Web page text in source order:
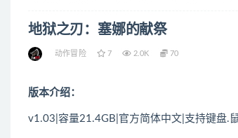
地狱之刃：塞娜的献祭
动作冒险 7 2.0K 70
版本介绍：
v1.03|容量21.4GB|官方简体中文|支持键盘.